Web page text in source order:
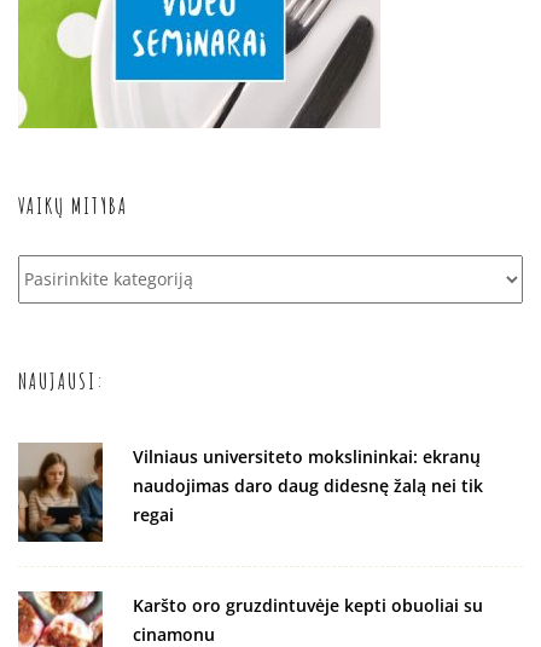
VAIKŲ MITYBA
mityba
NAUJAUSI:
Vilniaus universiteto mokslininkai: ekranų
naudojimas daro daug didesnę žalą nei tik
regai
Karšto oro gruzdintuvėje kepti obuoliai su
cinamonu